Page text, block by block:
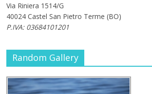
Via Riniera 1514/G
40024 Castel San Pietro Terme (BO)
P.IVA: 03684101201
Random Gallery